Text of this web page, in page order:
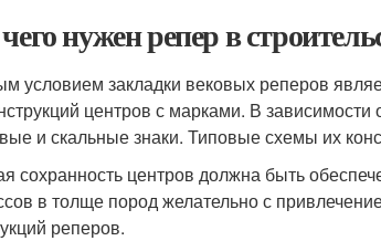
нужен репер в
условием закладки вековых реперов
центров с марками. В
и скальные знаки. Типовые схемы их
сохранность центров должна быть
в толще пород желательно с
реперов.